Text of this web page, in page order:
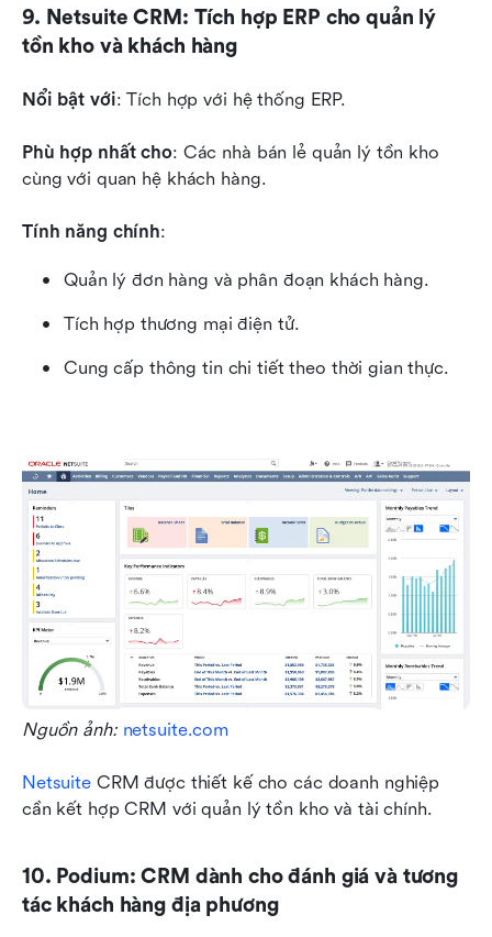
9. Netsuite CRM: Tích hợp ERP cho quản lý
tồn kho và khách hàng
Nổi bật với: Tích hợp với hệ thống ERP.
Phù hợp nhất cho: Các nhà bán lẻ quản lý tồn kho
cùng với quan hệ khách hàng.
Tính năng chính:
Quản lý đơn hàng và phân đoạn khách hàng.
Tích hợp thương mại điện tử.
Cung cấp thông tin chi tiết theo thời gian thực.
Nguồn ảnh: netsuite.com
Netsuite CRM được thiết kế cho các doanh nghiệp
cần kết hợp CRM với quản lý tồn kho và tài chính.
10. Podium: CRM dành cho đánh giá và tương
tác khách hàng địa phương